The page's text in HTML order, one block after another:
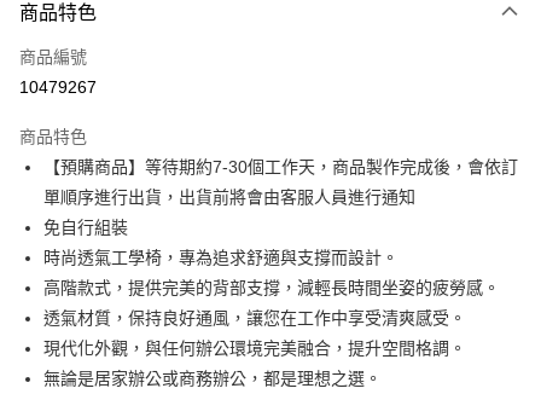
信用卡一次付款
ATM付款
運送方式
宅配
每筆NT$300，滿NT$15,000(含以上)免運費
商品特色
商品編號
10479267
商品特色
【預購商品】等待期約7-30個工作天，商品製作完成後，會依訂
單順序進行出貨，出貨前將會由客服人員進行通知
免自行組裝
時尚透氣工學椅，專為追求舒適與支撐而設計。
高階款式，提供完美的背部支撐，減輕長時間坐姿的疲勞感。
透氣材質，保持良好通風，讓您在工作中享受清爽感受。
現代化外觀，與任何辦公環境完美融合，提升空間格調。
無論是居家辦公或商務辦公，都是理想之選。